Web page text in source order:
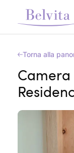
Torna alla